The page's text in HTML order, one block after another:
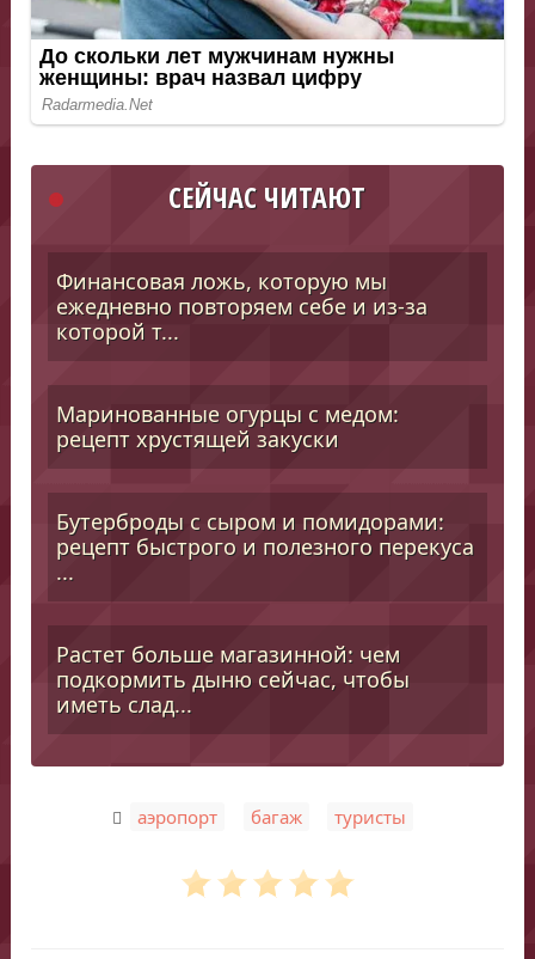
СЕЙЧАС ЧИТАЮТ
Финансовая ложь, которую мы
ежедневно повторяем себе и из-за
которой т...
Маринованные огурцы с медом:
рецепт хрустящей закуски
Бутерброды с сыром и помидорами:
рецепт быстрого и полезного перекуса
...
Растет больше магазинной: чем
подкормить дыню сейчас, чтобы
иметь слад...
аэропорт багаж туристы